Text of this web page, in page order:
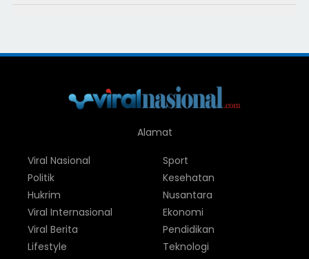
Alamat
Viral Nasional
Politik
Hukrim
Viral Internasional
Viral Berita
Lifestyle
Sport
Kesehatan
Nusantara
Ekonomi
Pendidikan
Teknologi